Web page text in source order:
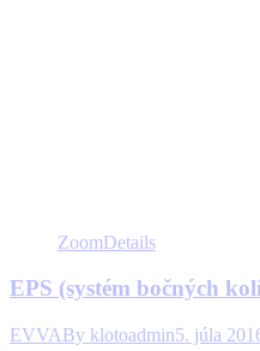
ZoomDetails
EPS (systém bočných
EVVABy klotoadmin5. júla